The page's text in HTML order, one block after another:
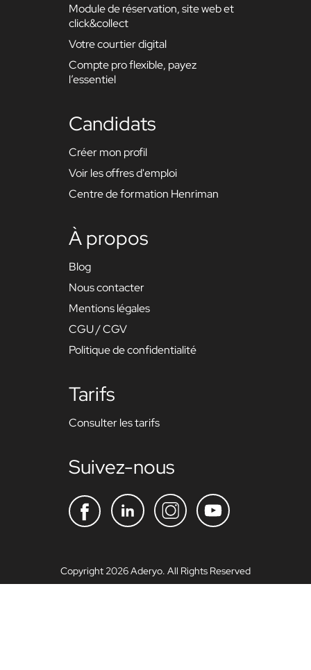
Module de réservation, site web et
click&collect
Votre courtier digital
Compte pro flexible, payez
l’essentiel
Candidats
Créer mon profil
Voir les offres d'emploi
Centre de formation Henriman
À propos
Blog
Nous contacter
Mentions légales
CGU / CGV
Politique de confidentialité
Tarifs
Consulter les tarifs
Suivez-nous
Copyright 2026 Aderyo. All Rights Reserved